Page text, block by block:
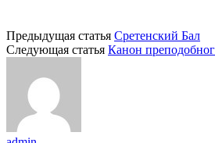
Предыдущая статья Сретенский Бал
Следующая статья Канон